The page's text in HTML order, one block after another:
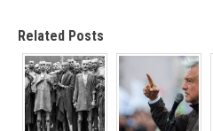
Related Posts